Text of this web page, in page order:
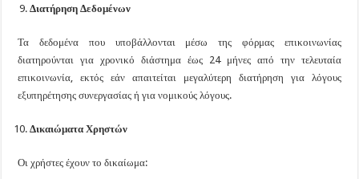
Διατήρηση Δεδομένων
Τα δεδομένα που υποβάλλονται μέσω της φόρμας επικοινωνίας
διατηρούνται για χρονικό διάστημα έως 24 μήνες από την τελευταία
επικοινωνία, εκτός εάν απαιτείται μεγαλύτερη διατήρηση για λόγους
εξυπηρέτησης συνεργασίας ή για νομικούς λόγους.
Δικαιώματα Χρηστών
Οι χρήστες έχουν το δικαίωμα: